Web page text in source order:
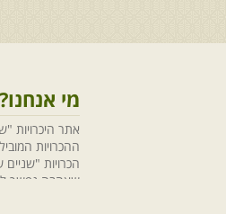
מי אנחנו?
אתר היכרויות
ההכרויות
הכרויות
שאהבה נפשך
"שניים שהם